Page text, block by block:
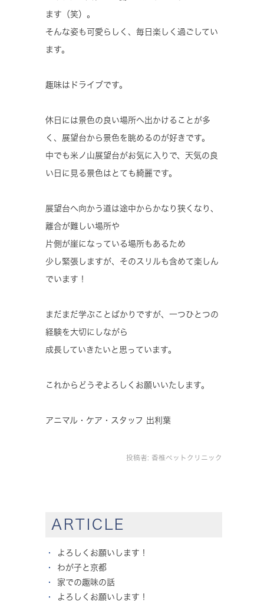
ます（笑）。
そんな姿も可愛らしく、毎日楽しく過ごしてい
ます。
趣味はドライブです。
休日には景色の良い場所へ出かけることが多
く、展望台から景色を眺めるのが好きです。
中でも米ノ山展望台がお気に入りで、天気の良
い日に見る景色はとても綺麗です。
展望台へ向かう道は途中からかなり狭くなり、
離合が難しい場所や
片側が崖になっている場所もあるため
少し緊張しますが、そのスリルも含めて楽しん
でいます！
まだまだ学ぶことばかりですが、一つひとつの
経験を大切にしながら
成長していきたいと思っています。
これからどうぞよろしくお願いいたします。
アニマル・ケア・スタッフ 出利葉
投稿者: 香椎ペットクリニック
ARTICLE
よろしくお願いします！
わが子と京都
家での趣味の話
よろしくお願いします！